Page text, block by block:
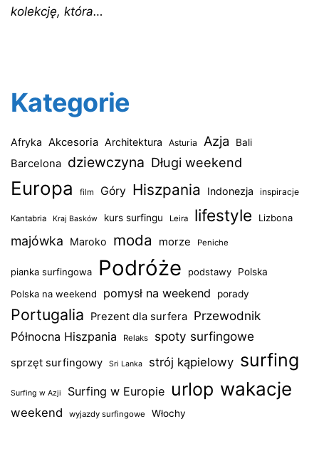
kolekcję, która…
Kategorie
Afryka Akcesoria Architektura Asturia Azja Bali
Barcelona dziewczyna Długi weekend
Europa film Góry Hiszpania Indonezja inspiracje
Kantabria Kraj Basków kurs surfingu Leira lifestyle Lizbona
majówka Maroko moda morze Peniche
pianka surfingowa Podróże podstawy
Polska
Polska na weekend
pomysł na weekend porady
Portugalia Prezent dla surfera Przewodnik
Północna Hiszpania Relaks spoty surfingowe
sprzęt surfingowy Sri Lanka strój kąpielowy surfing
Surfing w Azji Surfing w Europie urlop wakacje
weekend wyjazdy surfingowe Włochy